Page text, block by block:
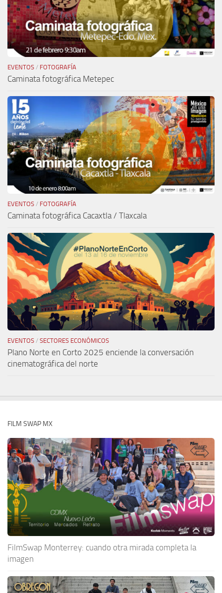
EVENTOS / FOTOGRAFÍA
Caminata fotográfica Metepec
EVENTOS / FOTOGRAFÍA
Caminata fotográfica Cacaxtla / Tlaxcala
EVENTOS / SECTORES ECONÓMICOS
Plano Norte en Corto 2025 enciende la conversación
cinematográfica del norte
FILM SWAP MX
FilmSwap Monterrey: cuando otra mirada completa la
imagen